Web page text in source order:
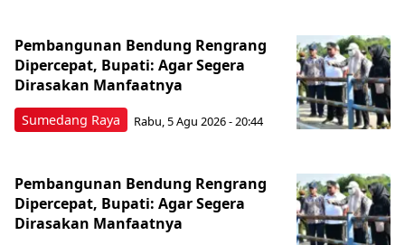
Sumedang Raya
Pembangunan Bendung Rengrang
Dipercepat, Bupati: Agar Segera
Dirasakan Manfaatnya
Rabu, 5 Agu 2026 - 20:44
Pembangunan Bendung Rengrang
Dipercepat, Bupati: Agar Segera
Dirasakan Manfaatnya